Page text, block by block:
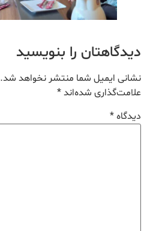
دیدگاهتان را بنویسید
نشانی ایمیل شما منتشر نخواهد شد.
علامت‌گذاری شده‌اند*
دیدگاه*